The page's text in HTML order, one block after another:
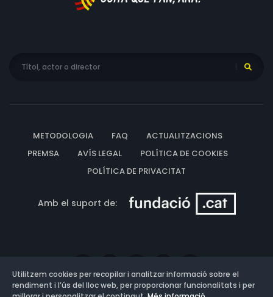
METODOLOGIA FAQ
ACTUALITZACIONS
PREMSA
AVÍS LEGAL
POLÍTICA DE COOKIES
POLÍTICA DE PRIVACITAT
Amb el suport de:
Utilitzem cookies per recopilar i analitzar informació sobre el
rendiment i l’ús del lloc web, per proporcionar funcionalitats i per